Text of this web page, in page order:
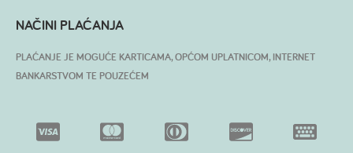
NAČINI PLAĆANJA
PLAĆANJE JE MOGUĆE KARTICAMA, OPĆOM UPLATNICOM, INTERNET
BANKARSTVOM TE POUZEĆEM